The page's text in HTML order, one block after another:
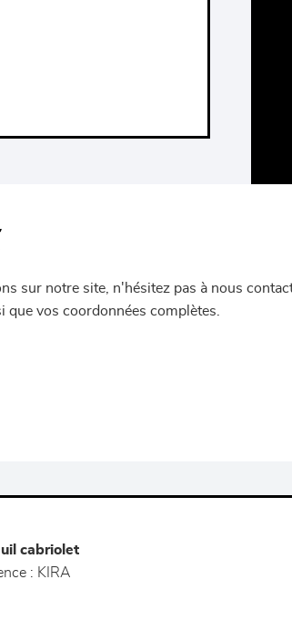
sur notre site, n'hésitez pas à nous
vos coordonnées complètes.
cabriolet
: KIRA